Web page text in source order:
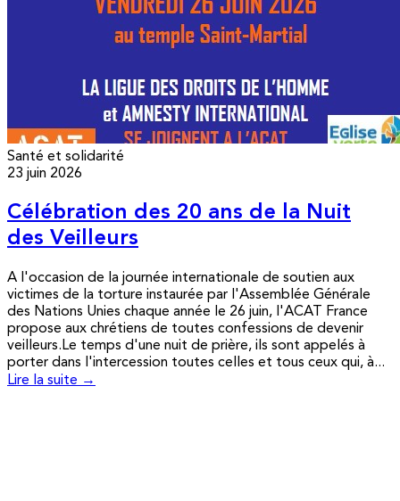
Santé et solidarité
23 juin 2026
Célébration des 20 ans de la Nuit
des Veilleurs
A l'occasion de la journée internationale de soutien aux
victimes de la torture instaurée par l'Assemblée Générale
des Nations Unies chaque année le 26 juin, l'ACAT France
propose aux chrétiens de toutes confessions de devenir
veilleurs.Le temps d'une nuit de prière, ils sont appelés à
porter dans l'intercession toutes celles et tous ceux qui, à...
Lire la suite →